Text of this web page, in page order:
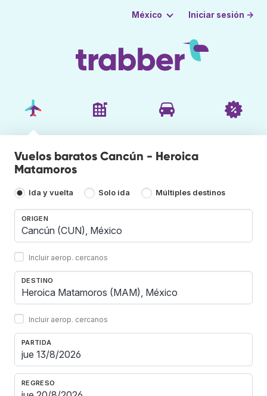
México Iniciar sesión →
Vuelos baratos Cancún - Heroica
Matamoros
Ida y vuelta Solo ida Múltiples destinos
ORIGEN
Incluir aerop. cercanos
DESTINO
Incluir aerop. cercanos
PARTIDA
REGRESO